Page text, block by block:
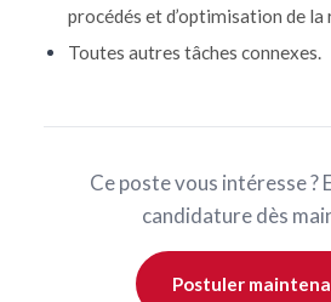
procédés et d’optimisation de
Toutes autres tâches connexes.
Ce poste vous intéresse ?
candidature dès
Postuler